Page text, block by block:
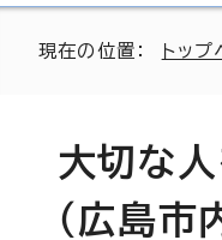
現在の位置： トップ
大切な
（広島市